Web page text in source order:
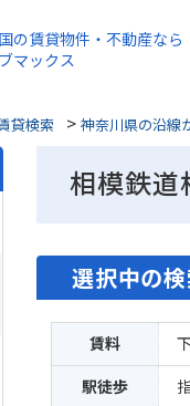
の賃貸物件・不動産なら
マックス
貸検索 > 神奈川県の沿線
相模鉄道
選択中の
賃料
駅徒歩